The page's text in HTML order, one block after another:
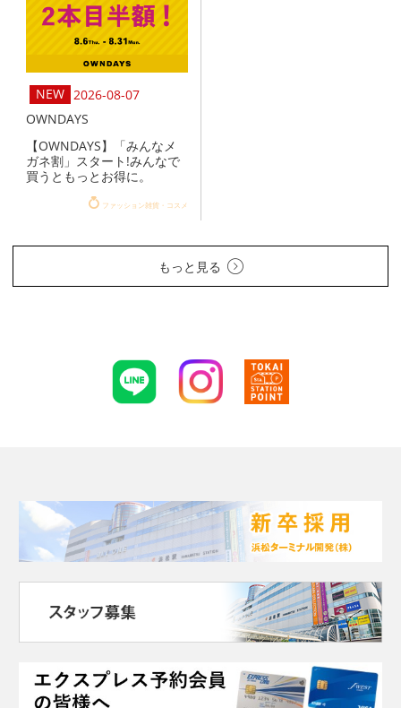
2026-08-07
OWNDAYS
【OWNDAYS】「みんなメ
ガネ割」スタート!みんなで
買うともっとお得に。
ファッション雑貨・コスメ
もっと見る